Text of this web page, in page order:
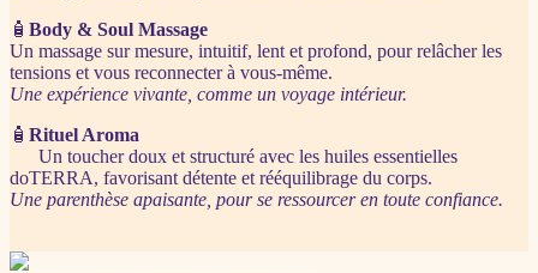
🧴 Body & Soul Massage
Un massage sur mesure, intuitif, lent et profond, pour relâcher les
tensions et vous reconnecter à vous-même.
Une expérience vivante, comme un voyage intérieur.
🧴 Rituel Aroma
Un toucher doux et structuré avec les huiles essentielles
doTERRA, favorisant détente et rééquilibrage du corps.
Une parenthèse apaisante, pour se ressourcer en toute confiance.